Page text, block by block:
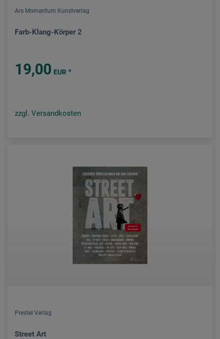
Ars Momentum Kunstverlag
Farb-Klang-Körper 2
19,00 EUR *
zzgl. Versandkosten
Prestel Verlag
Street Art